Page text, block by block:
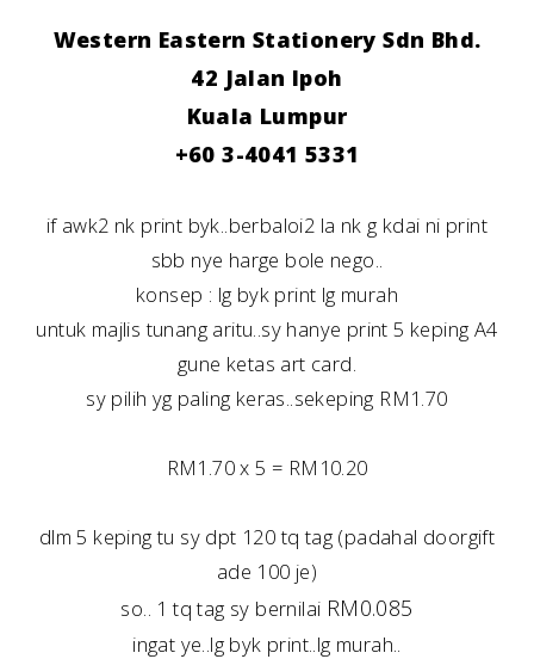
Western Eastern Stationery Sdn Bhd.
42 Jalan Ipoh
Kuala Lumpur
+60 3-4041 5331
if awk2 nk print byk..berbaloi2 la nk g kdai ni print
sbb nye harge bole nego..
konsep : lg byk print lg murah
untuk majlis tunang aritu..sy hanye print 5 keping A4
gune ketas art card.
sy pilih yg paling keras..sekeping RM1.70
RM1.70 x 5 = RM10.20
dlm 5 keping tu sy dpt 120 tq tag (padahal doorgift
ade 100 je)
so.. 1 tq tag sy bernilai RM0.085
ingat ye..lg byk print..lg murah..